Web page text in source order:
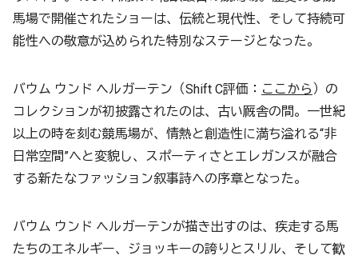
馬場で開催されたショーは、伝統と現代性、そして持続可
能性への敬意が込められた特別なステージとなった。
バウム ウンド ヘルガーテン（Shift C評価： ここから ）の
コレクションが初披露されたのは、古い厩舎の間。一世紀
以上の時を刻む競馬場が、情熱と創造性に満ち溢れる“非
日常空間”へと変貌し、スポーティさとエレガンスが融合
する新たなファッション叙事詩への序章となった。
バウム ウンド ヘルガーテンが描き出すのは、疾走する馬
たちのエネルギー、ジョッキーの誇りとスリル、そして歓